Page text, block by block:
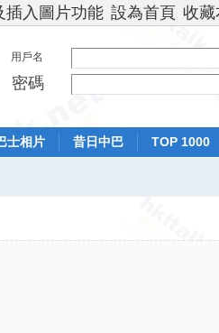
插入圖片功能 設為首頁 收
用戶名
密碼
士相片 昔日中巴 TOP 1000